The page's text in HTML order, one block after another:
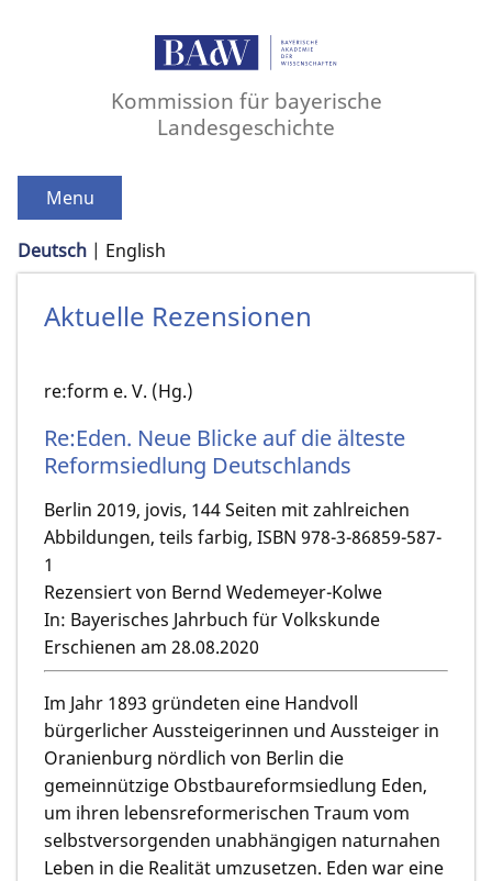
Kommission für bayerische
Landesgeschichte
Menu
Deutsch English
Aktuelle Rezensionen
re:form e. V. (Hg.)
Re:Eden. Neue Blicke auf die älteste
Reformsiedlung Deutschlands
Berlin 2019, jovis, 144 Seiten mit zahlreichen
Abbildungen, teils farbig, ISBN 978-3-86859-587-
1
Rezensiert von Bernd Wedemeyer-Kolwe
In: Bayerisches Jahrbuch für Volkskunde
Erschienen am 28.08.2020
Im Jahr 1893 gründeten eine Handvoll
bürgerlicher Aussteigerinnen und Aussteiger in
Oranienburg nördlich von Berlin die
gemeinnützige Obstbaureformsiedlung Eden,
um ihren lebensreformerischen Traum vom
selbstversorgenden unabhängigen naturnahen
Leben in die Realität umzusetzen. Eden war eine